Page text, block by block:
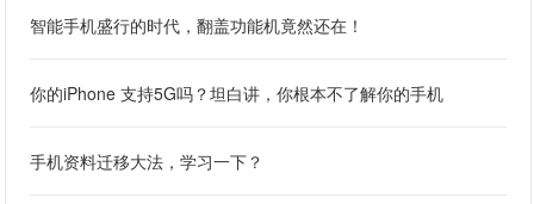
智能手机盛行的时代，翻盖功能机竟然还在！
你的iPhone 支持5G吗？坦白讲，你根本不了解你的手机
手机资料迁移大法，学习一下？